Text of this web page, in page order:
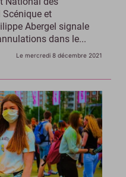
Scénique et
Abergel signale
dans le...
Le mercredi 8 décembre 2021